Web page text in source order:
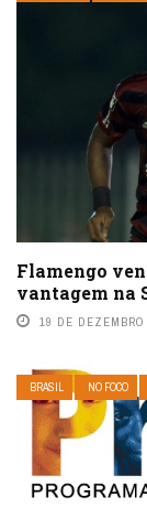
Flamengo
vantagem na
19 DE
BRASIL NO FOCO